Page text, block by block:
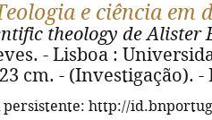
e ciência em
theology de Alister
- Lisboa :
cm. - (Investigação). -
http://